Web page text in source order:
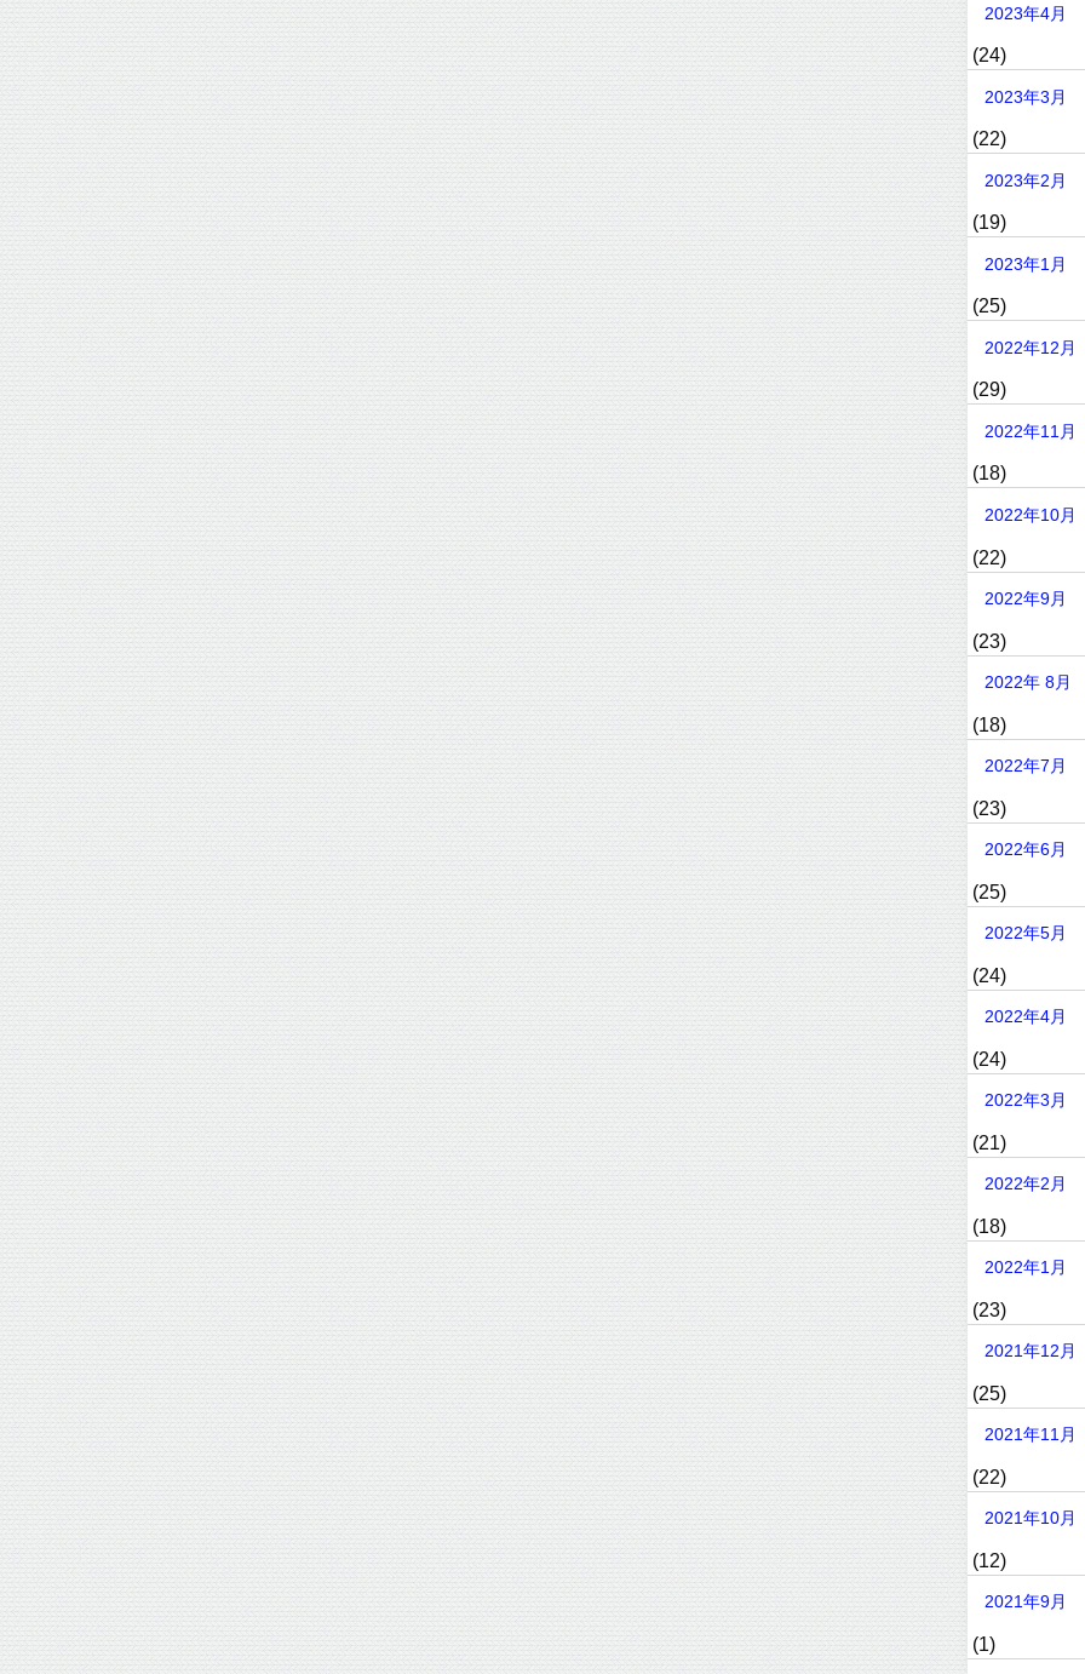
2023年4月
(24)
2023年3月
(22)
2023年2月
(19)
2023年1月
(25)
2022年12月
(29)
2022年11月
(18)
2022年10月
(22)
2022年9月
(23)
2022年 8月
(18)
2022年7月
(23)
2022年6月
(25)
2022年5月
(24)
2022年4月
(24)
2022年3月
(21)
2022年2月
(18)
2022年1月
(23)
2021年12月
(25)
2021年11月
(22)
2021年10月
(12)
2021年9月
(1)